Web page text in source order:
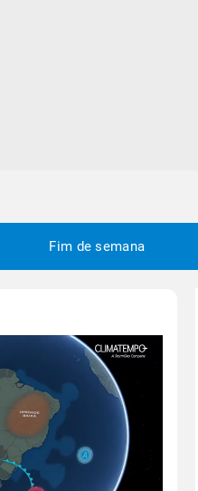
Fim de semana